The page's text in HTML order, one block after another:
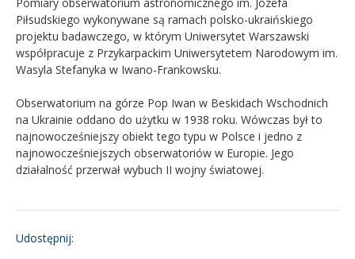
Piłsudskiego wykonywane są ramach polsko-ukraińskiego
projektu badawczego, w którym Uniwersytet Warszawski
współpracuje z Przykarpackim Uniwersytetem Narodowym im.
Wasyla Stefanyka w Iwano-Frankowsku.
Obserwatorium na górze Pop Iwan w Beskidach Wschodnich
na Ukrainie oddano do użytku w 1938 roku. Wówczas był to
najnowocześniejszy obiekt tego typu w Polsce i jedno z
najnowocześniejszych obserwatoriów w Europie. Jego
działalność przerwał wybuch II wojny światowej.
Udostępnij: